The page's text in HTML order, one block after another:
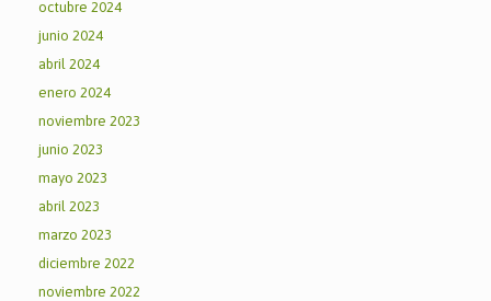
octubre 2024
junio 2024
abril 2024
enero 2024
noviembre 2023
junio 2023
mayo 2023
abril 2023
marzo 2023
diciembre 2022
noviembre 2022